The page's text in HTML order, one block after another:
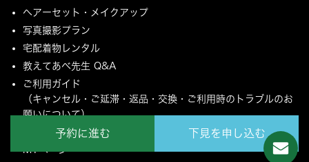
予約に進む 下見を申し込む
ヘアーセット・メイクアップ
写真撮影プラン
宅配着物レンタル
教えてあべ先生 Q&A
ご利用ガイド
（キャンセル・ご延滞・返品・交換・ご利用時のトラブルのお
願いについて）
ご配送とご返却について